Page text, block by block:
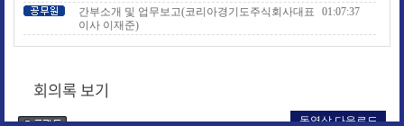
간부소개 및 업무보고(코리아경기도주식회사대표
이사 이재준)
01:07:37
간부소개 및 업무보고(킨텍스대표이사 이민우)
01:19:18
자료요구(김재균 위원)
01:38:58
회의록 보기
동영상 다운로드